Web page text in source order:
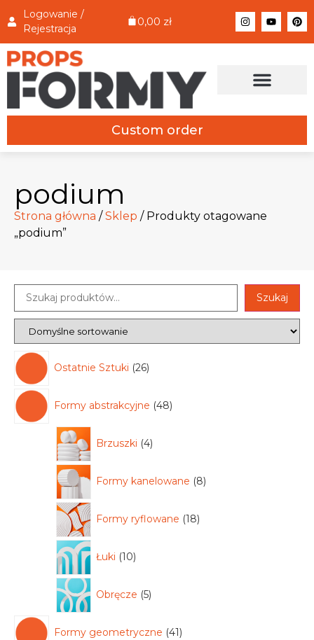
Logowanie /
Rejestracja
0,00 zł
Custom order
podium
Strona główna /Sklep / Produkty otagowane
„podium”
Szukaj
Ostatnie Sztuki 26
Formy abstrakcyjne 48
Brzuszki 4
Formy kanelowane 8
Formy ryflowane 18
Łuki 10
Obręcze 5
Formy geometryczne 41